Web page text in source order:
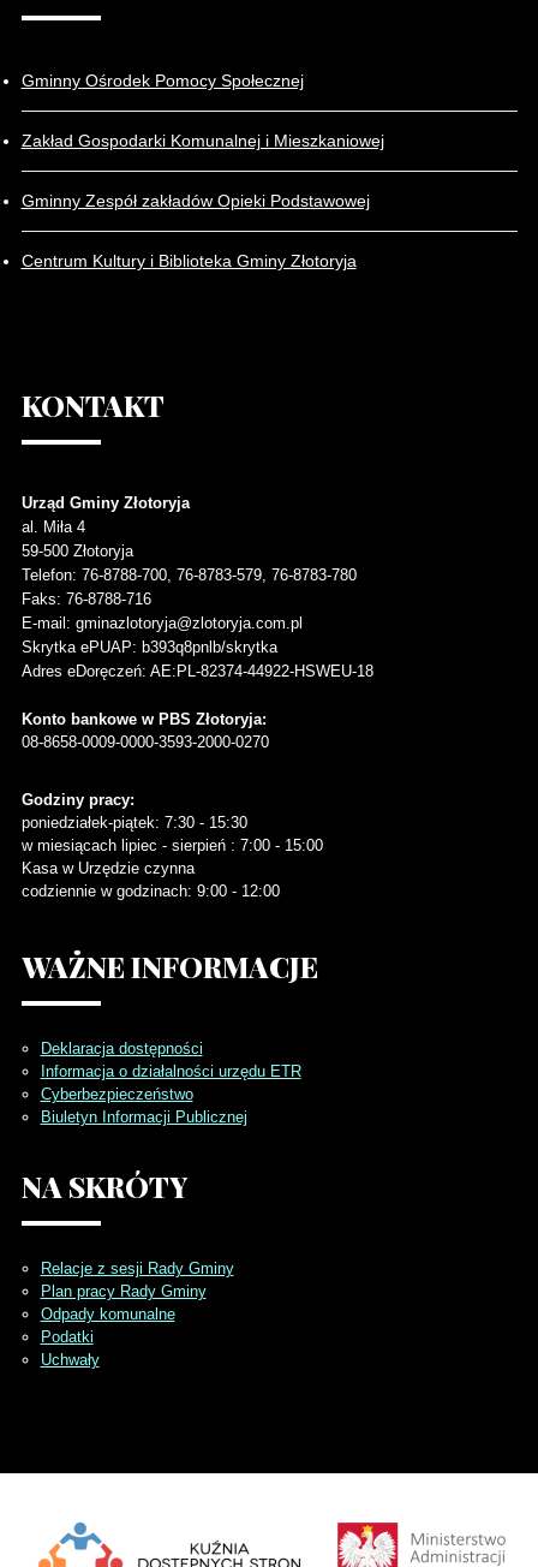
Gminny Ośrodek Pomocy Społecznej
Zakład Gospodarki Komunalnej i Mieszkaniowej
Gminny Zespół zakładów Opieki Podstawowej
Centrum Kultury i Biblioteka Gminy Złotoryja
KONTAKT
Urząd Gminy Złotoryja
al. Miła 4
59-500 Złotoryja
Telefon: 76-8788-700, 76-8783-579, 76-8783-780
Faks: 76-8788-716
E-mail: gminazlotoryja@zlotoryja.com.pl
Skrytka ePUAP: b393q8pnlb/skrytka
Adres eDoręczeń: AE:PL-82374-44922-HSWEU-18
Konto bankowe w PBS Złotoryja:
08-8658-0009-0000-3593-2000-0270
Godziny pracy:
poniedziałek-piątek: 7:30 - 15:30
w miesiącach lipiec - sierpień : 7:00 - 15:00
Kasa w Urzędzie czynna
codziennie w godzinach: 9:00 - 12:00
WAŻNEINFORMACJE
Deklaracja dostępności
Informacja o działalności urzędu ETR
Cyberbezpieczeństwo
Biuletyn Informacji Publicznej
NA SKRÓTY
Relacje z sesji Rady Gminy
Plan pracy Rady Gminy
Odpady komunalne
Podatki
Uchwały